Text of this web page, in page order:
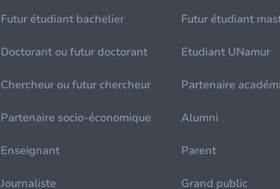
Futur étudiant bachelier Futur étudiant
Doctorant ou futur doctorant Etudiant UNamur
Chercheur ou futur chercheur Partenaire
Partenaire socio-économique Alumni
Enseignant Parent
Journaliste Grand public